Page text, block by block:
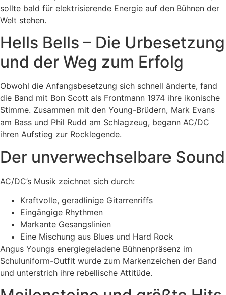
sollte bald für elektrisierende Energie auf den Bühnen der
Welt stehen.
Hells Bells – Die Urbesetzung
und der Weg zum Erfolg
Obwohl die Anfangsbesetzung sich schnell änderte, fand
die Band mit Bon Scott als Frontmann 1974 ihre ikonische
Stimme. Zusammen mit den Young-Brüdern, Mark Evans
am Bass und Phil Rudd am Schlagzeug, begann AC/DC
ihren Aufstieg zur Rocklegende.
Der unverwechselbare Sound
AC/DC’s Musik zeichnet sich durch:
Kraftvolle, geradlinige Gitarrenriffs
Eingängige Rhythmen
Markante Gesangslinien
Eine Mischung aus Blues und Hard Rock
Angus Youngs energiegeladene Bühnenpräsenz im
Schuluniform-Outfit wurde zum Markenzeichen der Band
und unterstrich ihre rebellische Attitüde.